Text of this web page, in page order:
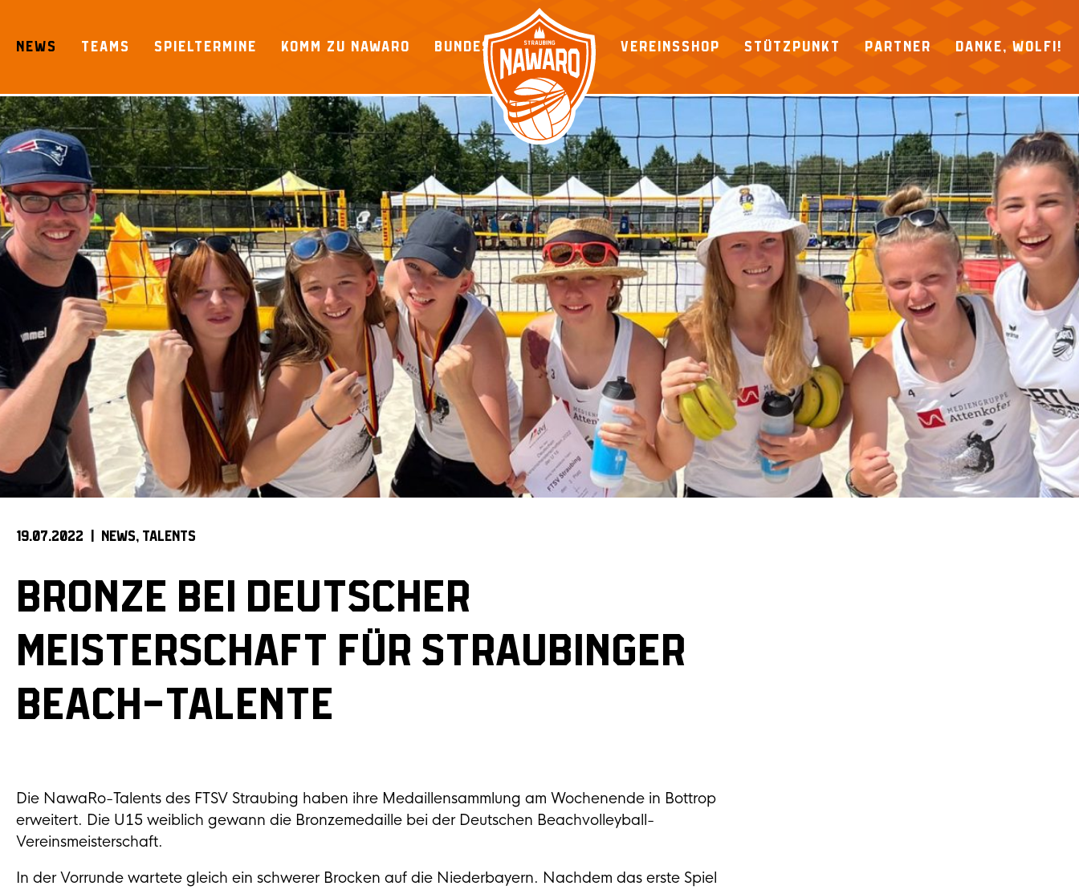
content
NEWS TEAMS SPIELTERMINE KOMM ZU NAWARO BUNDESLIGA VEREINSSHOP STÜTZPUNKT PARTNER DANKE, WOLFI!
19.07.2022 | NEWS TALENTS
BRONZE BEI DEUTSCHER
MEISTERSCHAFT FÜR STRAUBINGER
BEACH-TALENTE
Die NawaRo-Talents des FTSV Straubing haben ihre Medaillensammlung am Wochenende in Bottrop
erweitert. Die U15 weiblich gewann die Bronzemedaille bei der Deutschen Beachvolleyball-
Vereinsmeisterschaft.
In der Vorrunde wartete gleich ein schwerer Brocken auf die Niederbayern. Nachdem das erste Spiel